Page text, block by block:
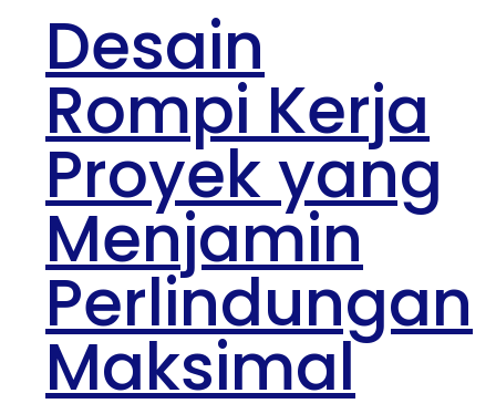
Desain
Rompi Kerja
Proyek yang
Menjamin
Perlindungan
Maksimal